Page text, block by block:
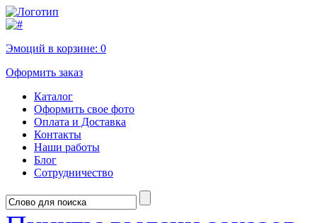
Эмоций в корзине: 0
Оформить заказ
Каталог
Оформить свое фото
Оплата и Доставка
Контакты
Наши работы
Блог
Сотрудничество